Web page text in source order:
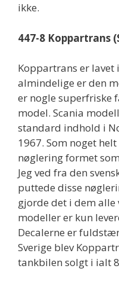
ikke.
447-8 Koppartrans
Koppartrans er lavet
almindelige er den
er nogle superfriske
model. Scania
standard indhold i
1967. Som noget
nøglering formet
Jeg ved fra den
puttede disse
gjorde det i dem alle
modeller er kun
Decalerne er
Sverige blev
tankbilen solgt i ialt